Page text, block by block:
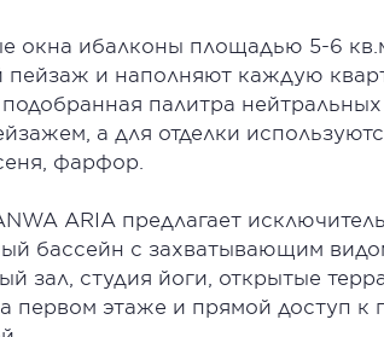
окна ибалконы площадью 5-6
пейзаж и наполняют каждую
палитра
а для отделки
фарфор.
ARIA предлагает
бассейн с захватывающим
зал, студия йоги, открытые
первом этаже и прямой доступ к